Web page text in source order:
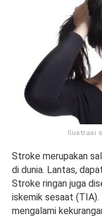
Ilustrasi
Stroke merupakan
di dunia. Lantas,
Stroke ringan juga
iskemik sesaat
mengalami